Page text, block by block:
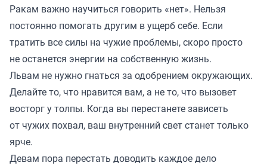
Ракам важно научиться говорить «нет». Нельзя
постоянно помогать другим в ущерб себе. Если
тратить все силы на чужие проблемы, скоро просто
не останется энергии на собственную жизнь.
Львам не нужно гнаться за одобрением окружающих.
Делайте то, что нравится вам, а не то, что вызовет
восторг у толпы. Когда вы перестанете зависеть
от чужих похвал, ваш внутренний свет станет только
ярче.
Девам пора перестать доводить каждое дело